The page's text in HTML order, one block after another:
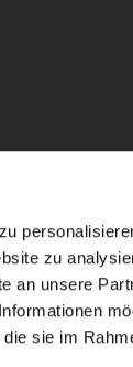
zu
an unsere
sie im